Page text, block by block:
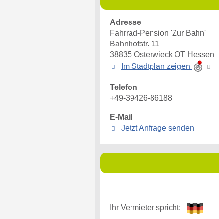
Adresse
Fahrrad-Pension 'Zur Bahn'
Bahnhofstr. 11
38835 Osterwieck OT Hessen
Im Stadtplan zeigen
Telefon
+49-39426-86188
E-Mail
Jetzt Anfrage senden
Ihr Vermieter spricht: